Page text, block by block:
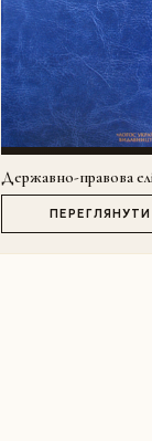
Державно-правова